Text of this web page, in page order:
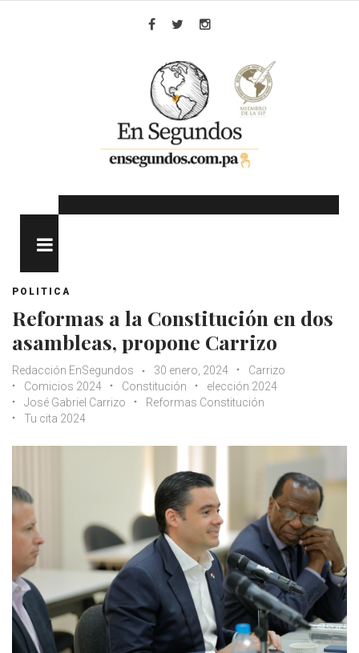
POLITICA
Reformas a la Constitución en dos
asambleas, propone Carrizo
Redacción EnSegundos 30 enero, 2024
Carrizo
Comicios 2024
Constitución
elección 2024
José Gabriel Carrizo
Reformas Constitución
Tu cita 2024